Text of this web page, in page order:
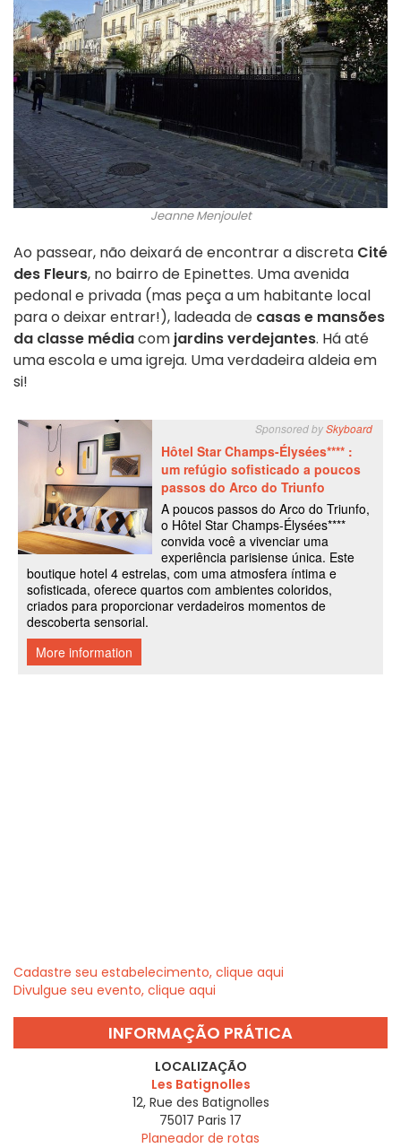
Jeanne Menjoulet
Ao passear, não deixará de encontrar a discreta Cité
des Fleurs, no bairro de Epinettes. Uma avenida
pedonal e privada (mas peça a um habitante local
para o deixar entrar!), ladeada de casas e mansões
da classe médiacom jardins verdejantes. Há até
uma escola e uma igreja. Uma verdadeira aldeia em
si!
Cadastre seu estabelecimento, clique aqui
Divulgue seu evento, clique aqui
INFORMAÇÃO PRÁTICA
LOCALIZAÇÃO
Les Batignolles
12, Rue des Batignolles
75017 Paris 17
Planeador de rotas